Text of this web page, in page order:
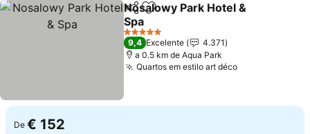
PartilharAdicionar aos favoritos
Nosalowy Park Hotel &
Spa
Ver preços
5 Estrelas
9,4 Excelente
4.371
a 0.5 km de Aqua Park
Quartos em estilo art décoVer preços
De € 152